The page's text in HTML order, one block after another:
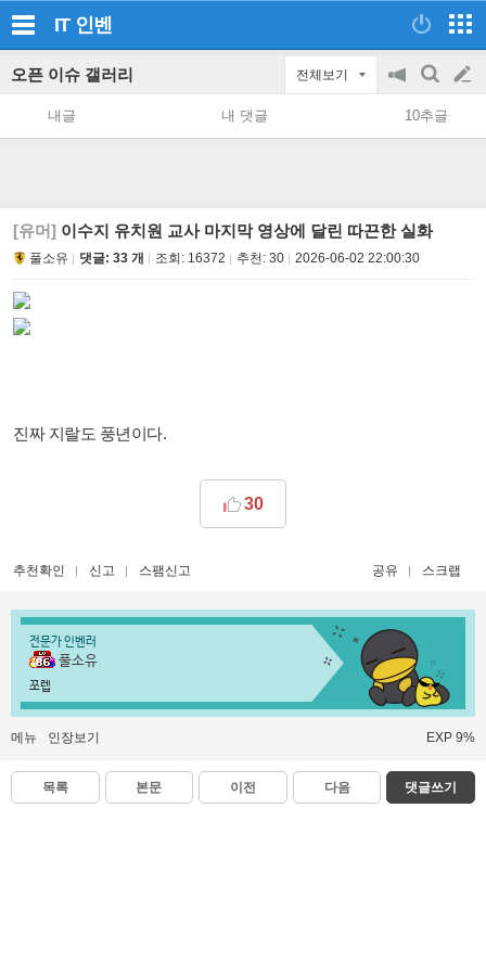
IT 인벤
오픈 이슈 갤러리 전체보기
공
지
on/off
검
색
글
쓰
내글 내 댓글 10추글
[유머] 이수지 유치원 교사 마지막 영상에 달린 따끈한 실화
풀소유 댓글: 33 개 조회: 16372 추천: 30 2026-06-02 22:00:30
진짜 지랄도 풍년이다.
30
추천확인 신고 스팸신고 공유 스크랩
전문가 인벤러
풀소유
쪼렙
메뉴 인장보기 EXP 9%
목록 본문 이전 다음 댓글쓰기